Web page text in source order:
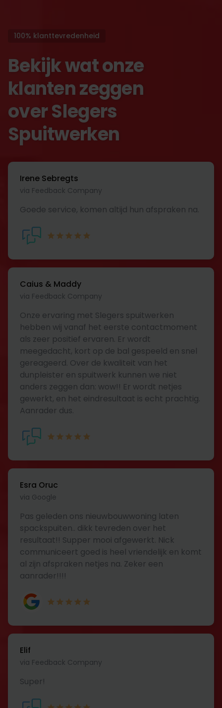
100% klanttevredenheid
Bekijk wat onze
klanten zeggen
over Slegers
Spuitwerken
Irene Sebregts
via Feedback Company
Goede service, komen altijd hun afspraken na.
Caius & Maddy
via Feedback Company
Onze ervaring met Slegers spuitwerken
hebben wij vanaf het eerste contactmoment
als zeer positief ervaren. Er wordt
meegedacht, kort op de bal gespeeld en snel
gereageerd. Over de kwaliteit van het
dunpleister en spuitwerk kunnen we niet
anders zeggen dan: wow!! Er wordt netjes
gewerkt, en het eindresultaat is echt prachtig.
Aanrader dus.
Esra Oruc
via Google
Pas geleden ons nieuwbouwwoning laten
spackspuiten.. dikk tevreden over het
resultaat!! Supper mooi afgewerkt. Nick
communiceert goed is heel vriendelijk en komt
al zijn afspraken netjes na. Zeker een
aanrader!!!!
Elif
via Feedback Company
Super!